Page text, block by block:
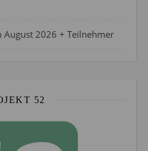
August 2026 + Teilnehmer
52